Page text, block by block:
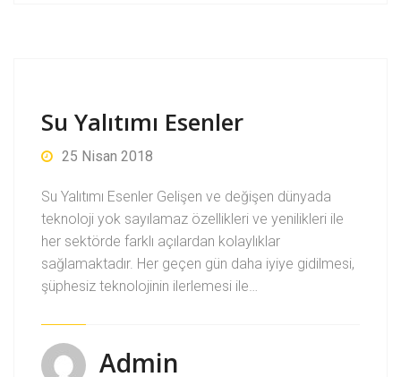
Su Yalıtımı Esenler
25 Nisan 2018
Su Yalıtımı Esenler Gelişen ve değişen dünyada
teknoloji yok sayılamaz özellikleri ve yenilikleri ile
her sektörde farklı açılardan kolaylıklar
sağlamaktadır. Her geçen gün daha iyiye gidilmesi,
şüphesiz teknolojinin ilerlemesi ile…
Admin